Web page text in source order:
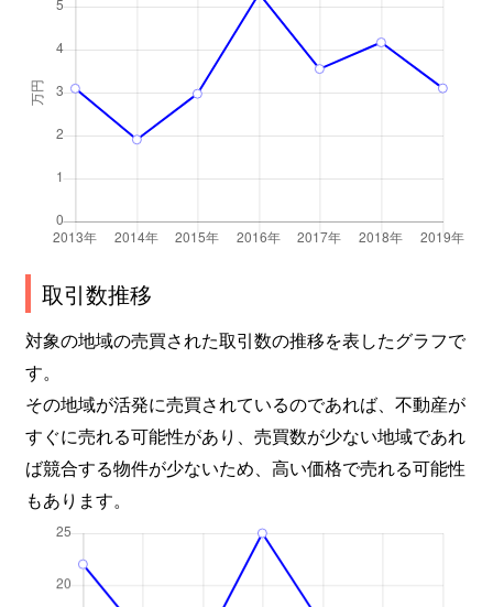
取引数推移
対象の地域の売買された取引数の推移を表したグラフで
す。
その地域が活発に売買されているのであれば、不動産が
すぐに売れる可能性があり、売買数が少ない地域であれ
ば競合する物件が少ないため、高い価格で売れる可能性
もあります。